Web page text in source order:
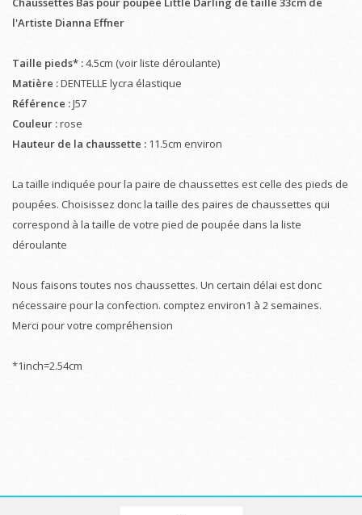
l'Artiste Dianna Effner
Taille pieds* :4.5cm (voir liste déroulante)
Matière :DENTELLE lycra élastique
Référence :J57
Couleur :rose
Hauteur de la chaussette : 11.5cm environ
La taille indiquée pour la paire de chaussettes est celle des pieds de
poupées. Choisissez donc la taille des paires de chaussettes qui
correspond à la taille de votre pied de poupée dans la liste
déroulante
Nous faisons toutes nos chaussettes. Un certain délai est donc
nécessaire pour la confection. comptez environ1 à 2 semaines.
Merci pour votre compréhension
*1inch=2.54cm